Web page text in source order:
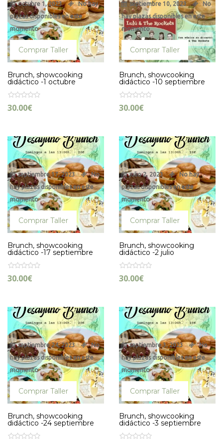
octubre 1, 2023
No hay
plazas disponibles en este
momento
Comprar Taller
Brunch, showcooking
didáctico -1 octubre
30.00€
septiembre 10, 2023
No
hay plazas disponibles en este
momento
Comprar Taller
Brunch, showcooking
didáctico -10 septiembre
30.00€
septiembre 17, 2023
No
hay plazas disponibles en este
momento
Comprar Taller
Brunch, showcooking
didáctico -17 septiembre
30.00€
julio 2, 2023
No hay
plazas disponibles en este
momento
Comprar Taller
Brunch, showcooking
didáctico -2 julio
30.00€
septiembre 24, 2023
No
hay plazas disponibles en este
momento
Comprar Taller
Brunch, showcooking
didáctico -24 septiembre
septiembre 3, 2023
No
hay plazas disponibles en este
momento
Comprar Taller
Brunch, showcooking
didáctico -3 septiembre